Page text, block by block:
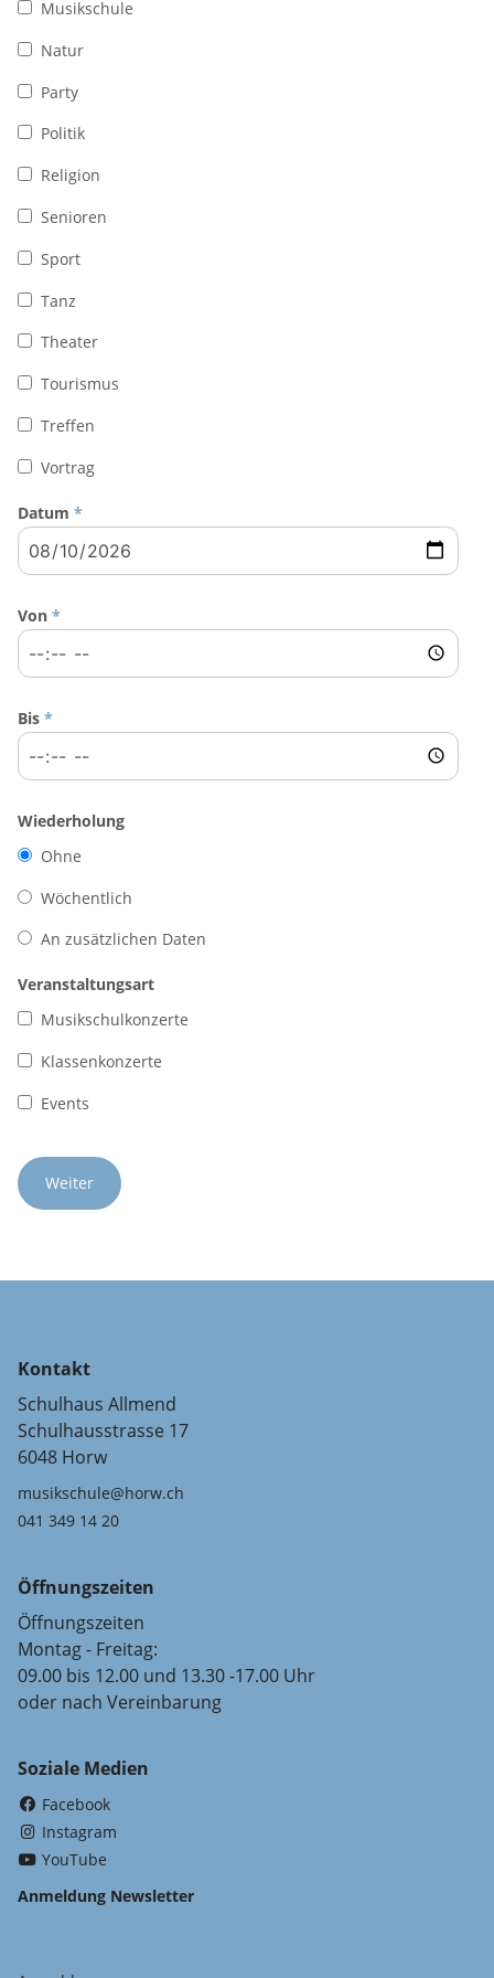
Musikschule
Natur
Party
Politik
Religion
Senioren
Sport
Tanz
Theater
Tourismus
Treffen
Vortrag
Datum *
Von *
Bis *
Wiederholung
Ohne
Wöchentlich
An zusätzlichen Daten
Veranstaltungsart
Musikschulkonzerte
Klassenkonzerte
Events
Kontakt
Schulhaus Allmend
Schulhausstrasse 17
6048 Horw
musikschule@horw.ch
041 349 14 20
Öffnungszeiten
Öffnungszeiten
Montag - Freitag:
09.00 bis 12.00 und 13.30 -17.00 Uhr
oder nach Vereinbarung
Soziale Medien
Facebook
Instagram
YouTube
Anmeldung Newsletter